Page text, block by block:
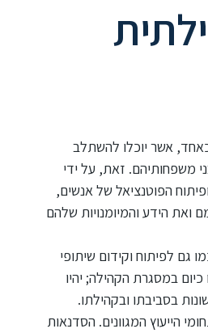
כאחד, אשר יוכלו להשתלב
משפחותיהם. זאת, על ידי
הפוטנציאל של אנשים,
ואת הידע והמיומנויות שלהם
גם לפיתוח וקידום שיתופי
במסגרת הקהילה; יהיו
בסביבתו ובקהילתו.
הייעוץ המגוונים. הסדנאות